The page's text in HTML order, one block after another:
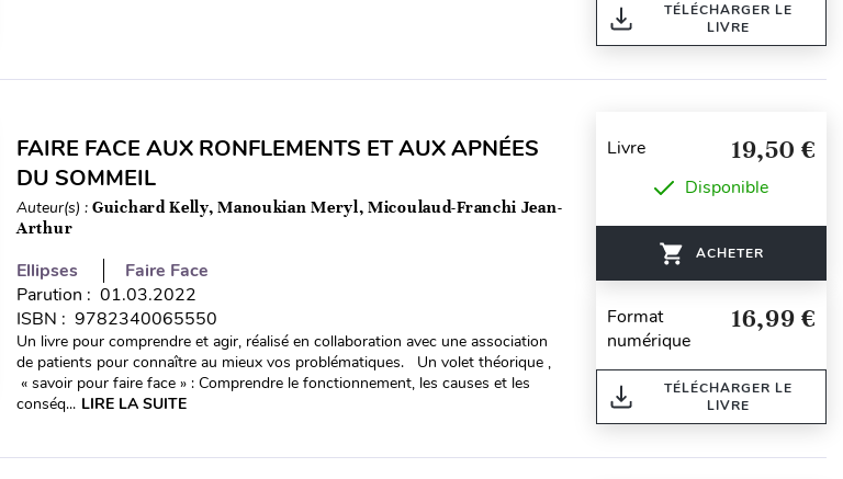
TÉLÉCHARGER LE
LIVRE
FAIRE FACE AUX RONFLEMENTS ET AUX APNÉES
DU SOMMEIL
Auteur(s) : Guichard Kelly, Manoukian Meryl, Micoulaud-Franchi Jean-
Arthur
Ellipses
Faire Face
Parution : 01.03.2022
ISBN : 9782340065550
Un livre pour comprendre et agir, réalisé en collaboration avec une association
de patients pour connaître au mieux vos problématiques. Un volet théorique ,
« savoir pour faire face » : Comprendre le fonctionnement, les causes et les
conséq... LIRE LA SUITE
Livre 19,50 €
Disponible
ACHETER
Format
numérique
16,99 €
TÉLÉCHARGER LE
LIVRE